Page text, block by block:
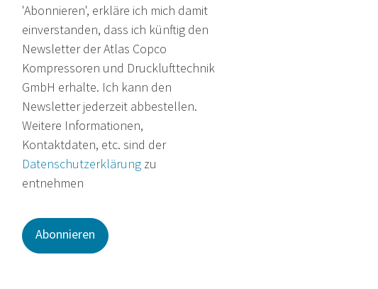
'Abonnieren', erkläre ich mich damit
einverstanden, dass ich künftig den
Newsletter der Atlas Copco
Kompressoren und Drucklufttechnik
GmbH erhalte. Ich kann den
Newsletter jederzeit abbestellen.
Weitere Informationen,
Kontaktdaten, etc. sind der
Datenschutzerklärungzu
entnehmen